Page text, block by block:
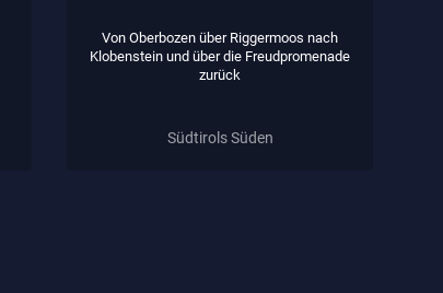
Von Oberbozen über Riggermoos nach
Klobenstein und über die Freudpromenade
zurück
Südtirols Süden